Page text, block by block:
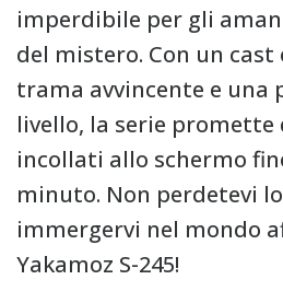
imperdibile per gli
del mistero. Con un cast
trama avvincente e una
livello, la serie promette
incollati allo schermo
minuto. Non perdetevi
immergervi nel mondo
Yakamoz S-245!